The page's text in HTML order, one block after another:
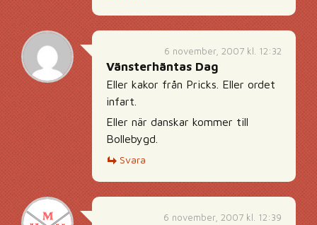
6 november, 2007 kl. 12:32
Vänsterhäntas Dag
Eller kakor från Pricks. Eller ordet
infart.
Eller när danskar kommer till
Bollebygd.
Svara
6 november, 2007 kl. 12:39